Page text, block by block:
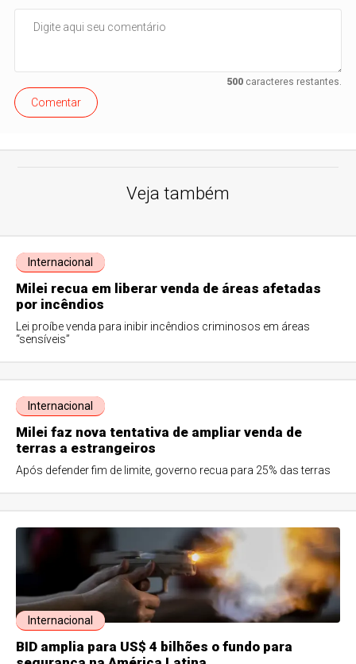
500caracteres restantes.
Comentar
Veja também
Internacional
Milei recua em liberar venda de áreas afetadas
por incêndios
Lei proíbe venda para inibir incêndios criminosos em áreas
“sensíveis”
Internacional
Milei faz nova tentativa de ampliar venda de
terras a estrangeiros
Após defender fim de limite, governo recua para 25% das terras
Internacional
BID amplia para US$ 4 bilhões o fundo para